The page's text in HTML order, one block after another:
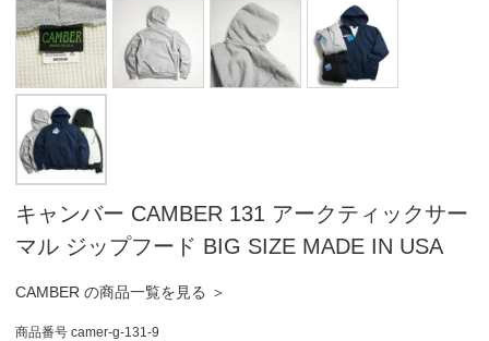
キャンバー CAMBER 131 アークティックサー
マル ジップフード BIG SIZE MADE IN USA
CAMBER の商品一覧を見る ＞
商品番号 camer-g-131-9